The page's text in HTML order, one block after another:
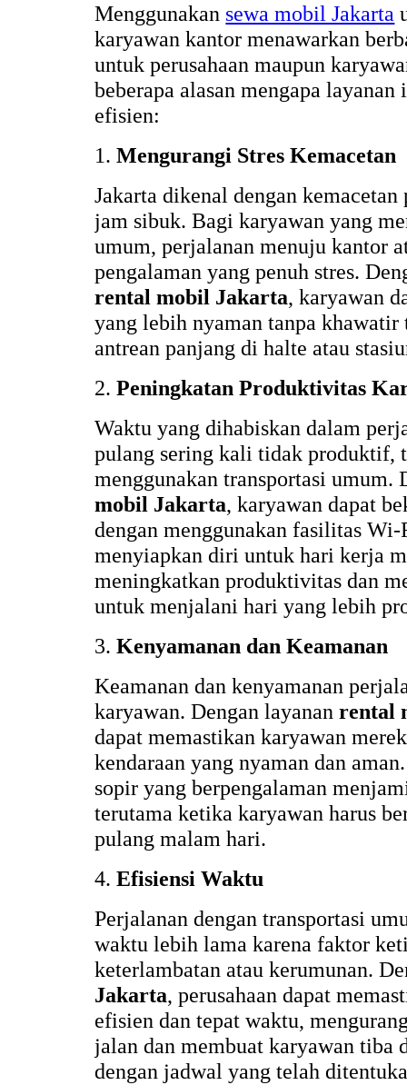
Menggunakan sewa mobil Jakarta
karyawan kantor menawarkan
untuk perusahaan maupun
beberapa alasan mengapa
efisien:
1.Mengurangi Stres Kemacetan
Jakarta dikenal dengan
jam sibuk. Bagi karyawan yang
umum, perjalanan menuju kantor
pengalaman yang penuh stres.
rental mobil Jakarta, karyawan
yang lebih nyaman tanpa khawatir
antrean panjang di halte atau
2.Peningkatan Produktivitas
Waktu yang dihabiskan dalam
pulang sering kali tidak produktif,
menggunakan transportasi umum.
mobil Jakarta, karyawan dapat
dengan menggunakan fasilitas
menyiapkan diri untuk hari kerja
meningkatkan produktivitas dan
untuk menjalani hari yang lebih
3.Kenyamanan dan Keamanan
Keamanan dan kenyamanan
karyawan. Dengan layananrental
dapat memastikan karyawan
kendaraan yang nyaman dan
sopir yang berpengalaman
terutama ketika karyawan harus
pulang malam hari.
4.Efisiensi Waktu
Perjalanan dengan transportasi
waktu lebih lama karena faktor
keterlambatan atau kerumunan.
Jakarta, perusahaan dapat
efisien dan tepat waktu,
jalan dan membuat karyawan tiba
dengan jadwal yang telah